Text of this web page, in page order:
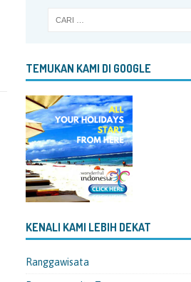
TEMUKAN KAMI DI GOOGLE
KENALI KAMI LEBIH DEKAT
Ranggawisata